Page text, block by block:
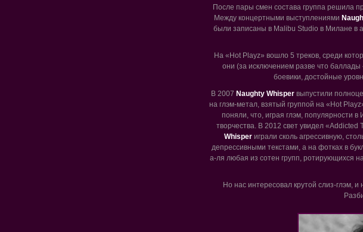
После пары смен состава группа решила
Между концертными выступлениями
были записаны в Malibu Studio в Милане в
На «Hot Playz» вошло 5 треков, среди
они (за исключением разве что
боевики, достойные
В 2007 Naughty Whisperвыпустили
на глэм-метал, взятый группой на «Hot
поняли, что, играя глэм, популярности
творчества. В 2012 свет увидел
Whisper играли сколь агрессивную,
депрессивными текстами, а на фотках в
а-ля любая из сотен групп, ротирующихся
Но нас интересовал крутой слиз-глэм,